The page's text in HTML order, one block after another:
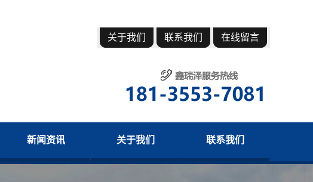
关于我们 联系我们 在线留言
新闻资讯 关于我们 联系我们